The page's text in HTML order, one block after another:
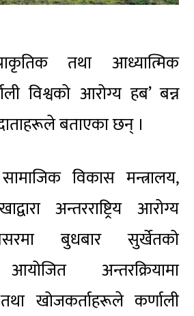
तथा आध्यात्मिक
विश्वको आरोग्य हब’ बन्न
बताएका छन् ।
विकास मन्त्रालय,
अन्तरराष्ट्रिय आरोग्य
बुधबार सुर्खेतको
आयोजित अन्तरक्रियामा
खोजकर्ताहरूले कर्णाली